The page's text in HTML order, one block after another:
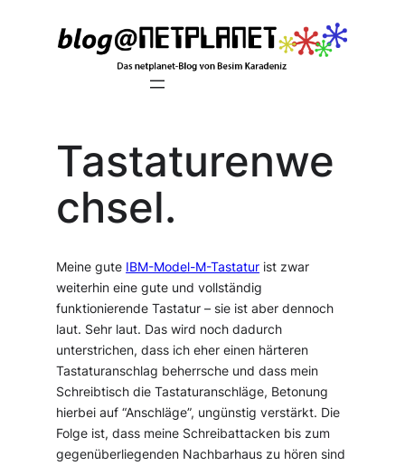
Tastaturenwe
chsel.
Meine gute IBM-Model-M-Tastatur ist zwar
weiterhin eine gute und vollständig
funktionierende Tastatur – sie ist aber dennoch
laut. Sehr laut. Das wird noch dadurch
unterstrichen, dass ich eher einen härteren
Tastaturanschlag beherrsche und dass mein
Schreibtisch die Tastaturanschläge, Betonung
hierbei auf “Anschläge”, ungünstig verstärkt. Die
Folge ist, dass meine Schreibattacken bis zum
gegenüberliegenden Nachbarhaus zu hören sind